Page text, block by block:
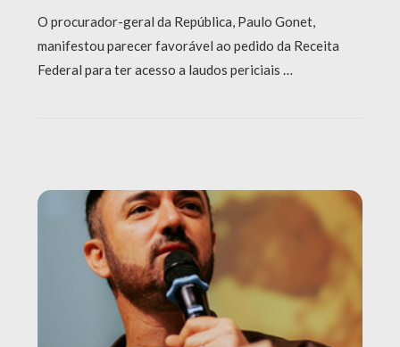
O procurador-geral da República, Paulo Gonet,
manifestou parecer favorável ao pedido da Receita
Federal para ter acesso a laudos periciais …